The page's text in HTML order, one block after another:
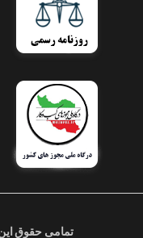
تمامی حقوق